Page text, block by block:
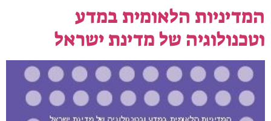
המדיניות הלאומית במדע
וטכנולוגיה של מדינת ישראל